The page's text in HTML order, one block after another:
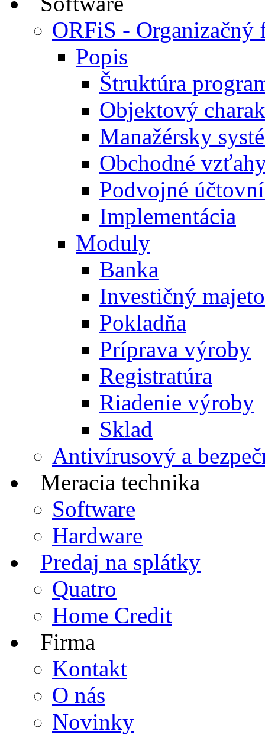
ORFiS - Organizačný
Popis
Štruktúra
Objektový
Manažérsky
Obchodné
Podvojné
Implementácia
Moduly
Banka
Investičný
Pokladňa
Príprava výroby
Registratúra
Riadenie výroby
Sklad
Antivírusový a
Meracia technika
Software
Hardware
Predaj na splátky
Quatro
Home Credit
Firma
Kontakt
O nás
Novinky